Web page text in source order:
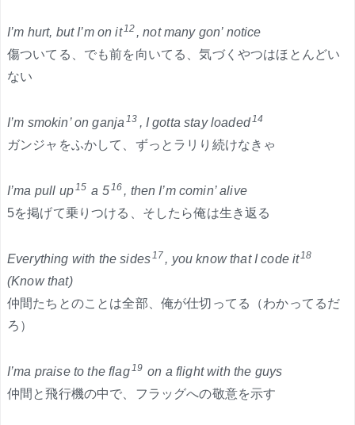
I’m hurt, but I’m on it12 , not many gon’ notice
傷ついてる、でも前を向いてる、気づくやつはほとんどい
ない
I’m smokin’ on ganja 13 , I gotta stay loaded14
ガンジャをふかして、ずっとラリり続けなきゃ
I’ma pull up15 a 516 , then I’m comin’ alive
5を掲げて乗りつける、そしたら俺は生き返る
Everything with the sides17 , you know that I code it18
(Know that)
仲間たちとのことは全部、俺が仕切ってる（わかってるだ
ろ）
I’ma praise to the flag19 on a flight with the guys
仲間と飛行機の中で、フラッグへの敬意を示す